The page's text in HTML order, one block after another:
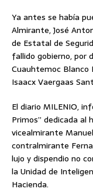
Ya antes se había
Almirante, José
de Estatal de
fallido gobierno, por
Cuauhtemoc Blanco
Isaacx Vaergaas
El diario MILENIO,
Primos” dedicada al
vicealmirante
contralmirante
lujo y dispendio no
la Unidad de
Hacienda.